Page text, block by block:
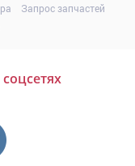
Запрос запчастей